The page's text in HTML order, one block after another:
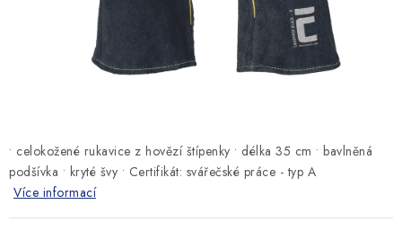
• celokožené rukavice z hovězí štípenky • délka 35 cm • bavlněná
podšívka • kryté švy • Certifikát: svářečské práce - typ A
Více informací